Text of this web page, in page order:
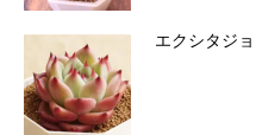
エクシタジョ